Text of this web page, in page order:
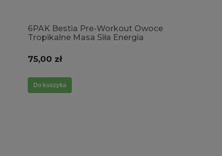
6PAK Bestia Pre-Workout Owoce
Tropikalne Masa Siła Energia
Wytrzymałość
75,00 zł
Do koszyka